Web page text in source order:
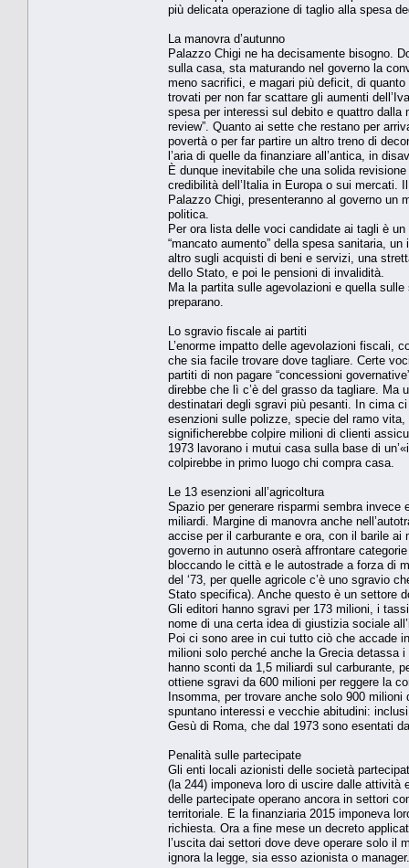
più delicata operazione di taglio alla spesa
La manovra d’autunno
Palazzo Chigi ne ha decisamente bisogno.
sulla casa, sta maturando nel governo la
meno sacrifici, e magari più deficit, di
trovati per non far scattare gli aumenti
spesa per interessi sul debito e quattro dalla
review”. Quanto ai sette che restano per
povertà o per far partire un altro treno di
l’aria di quelle da finanziare all’antica, in
È dunque inevitabile che una solida
credibilità dell’Italia in Europa o sui mercati.
Palazzo Chigi, presenteranno al governo un
politica.
Per ora lista delle voci candidate ai tagli è
“mancato aumento” della spesa sanitaria,
altro sugli acquisti di beni e servizi, una
dello Stato, e poi le pensioni di invalidità.
Ma la partita sulle agevolazioni e quella
preparano.
Lo sgravio fiscale ai partiti
L’enorme impatto delle agevolazioni fiscali,
che sia facile trovare dove tagliare. Certe
partiti di non pagare “concessioni
direbbe che lì c’è del grasso da tagliare. Ma
destinatari degli sgravi più pesanti. In cima
esenzioni sulle polizze, specie del ramo
significherebbe colpire milioni di clienti
1973 lavorano i mutui casa sulla base di
colpirebbe in primo luogo chi compra casa.
Le 13 esenzioni all’agricoltura
Spazio per generare risparmi sembra
miliardi. Margine di manovra anche
accise per il carburante e ora, con il barile
governo in autunno oserà affrontare
bloccando le città e le autostrade a forza di
del ‘73, per quelle agricole c’è uno sgravio
Stato specifica). Anche questo è un settore
Gli editori hanno sgravi per 173 milioni, i
nome di una certa idea di giustizia sociale
Poi ci sono aree in cui tutto ciò che accade
milioni solo perché anche la Grecia detassa
hanno sconti da 1,5 miliardi sul carburante,
ottiene sgravi da 600 milioni per reggere la
Insomma, per trovare anche solo 900
spuntano interessi e vecchie abitudini:
Gesù di Roma, che dal 1973 sono esentati
Penalità sulle partecipate
Gli enti locali azionisti delle società
(la 244) imponeva loro di uscire dalle attività
delle partecipate operano ancora in settori
territoriale. E la finanziaria 2015 imponeva
richiesta. Ora a fine mese un decreto
l’uscita dai settori dove deve operare solo il
ignora la legge, sia esso azionista o